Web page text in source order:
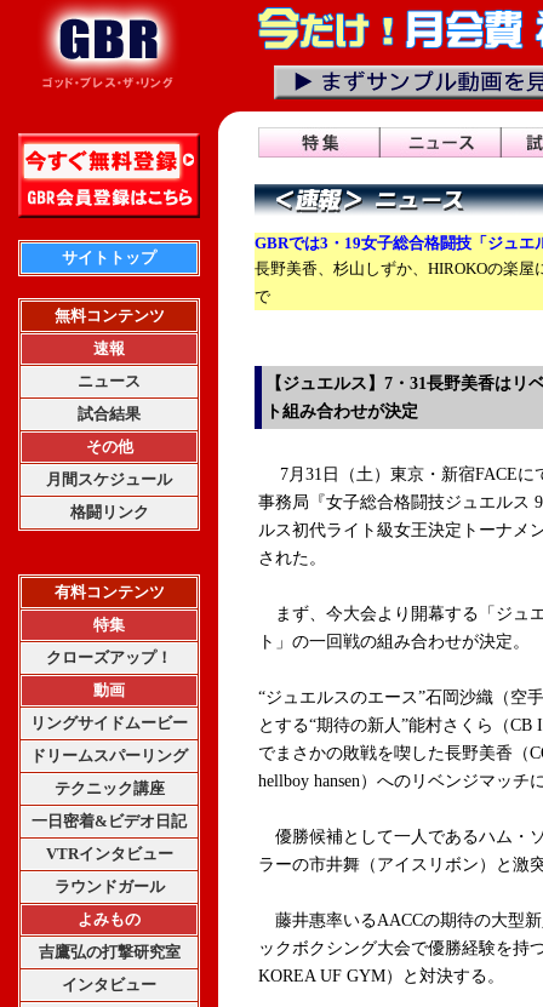
サイトトップ
無料コンテンツ
速報
ニュース
試合結果
その他
月間スケジュール
格闘リンク
有料コンテンツ
特集
クローズアップ！
動画
リングサイドムービー
ドリームスパーリング
テクニック講座
一日密着&ビデオ日記
VTRインタビュー
ラウンドガール
よみもの
吉鷹弘の打撃研究室
インタビュー
GBRでは3・19女子総合格闘技「ジュエ
長野美香、杉山しずか、HIROKOの楽
で
【ジュエルス】7・31長野美香はリ
ト組み合わせが決定
7月31日（土）東京・新宿FACEに
事務局『女子総合格闘技ジュエルス
ルス初代ライト級女王決定トーナメ
された。
まず、今大会より開幕する「ジュ
ト」の一回戦の組み合わせが決定。
“ジュエルスのエース”石岡沙織（空
とする“期待の新人”能村さくら（
でまさかの敗戦を喫した長野美香（
hellboy hansen）へのリベンジマッチ
優勝候補として一人であるハム・
ラーの市井舞（アイスリボン）と激
藤井惠率いるAACCの期待の大型
ックボクシング大会で優勝経験を持
KOREA UF GYM）と対決する。